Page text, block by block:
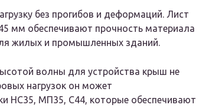
без прогибов и деформаций. Лист
мм обеспечивают прочность материала
жилых и промышленных зданий.
волны для устройства крыш не
нагрузок он может
НС35, МП35, С44, которые обеспечивают